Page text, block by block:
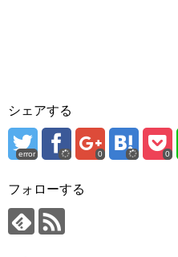
シェアする
error 0 0
フォローする